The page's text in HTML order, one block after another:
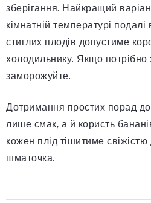
зберігання. Найкращий
кімнатній температурі
стиглих плодів допустиме
холодильнику. Якщо
заморожуйте.
Дотримання простих порад
лише смак, а й користь
кожен плід тішитиме
шматочка.